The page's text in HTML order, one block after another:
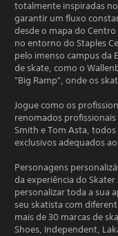
totalmente inspiradas
garantir um fluxo
desde o mapa do
no entorno do Staples
pelo imenso campus da
de skate, como o
"Big Ramp", onde os
Jogue como os
renomados
Smith e Tom Asta,
exclusivos adequados
Personagens
da experiência do
personalizar toda a sua
seu skatista com
mais de 30 marcas de
Shoes, Independent,